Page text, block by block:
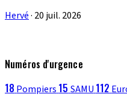
Hervé· 20 juil. 2026
Numéros d'urgence
18 Pompiers 15 SAMU 112